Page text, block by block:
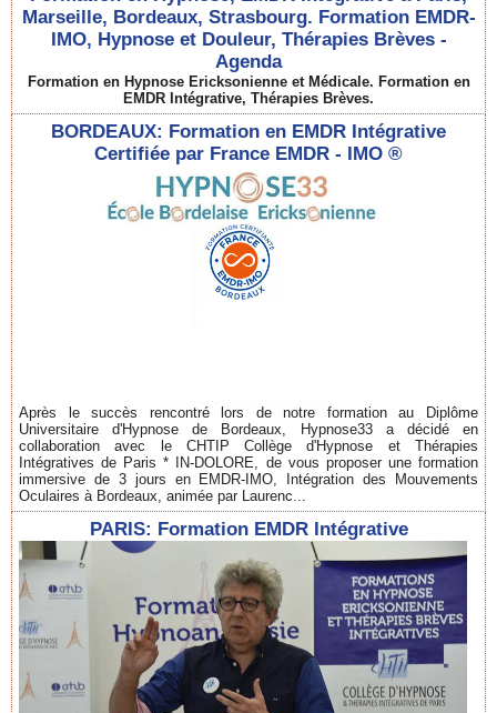
Marseille, Bordeaux, Strasbourg. Formation EMDR-
IMO, Hypnose et Douleur, Thérapies Brèves -
Agenda
Formation en Hypnose Ericksonienne et Médicale. Formation en
EMDR Intégrative, Thérapies Brèves.
BORDEAUX: Formation en EMDR Intégrative
Certifiée par France EMDR - IMO ®
Après le succès rencontré lors de notre formation au Diplôme
Universitaire d'Hypnose de Bordeaux, Hypnose33 a décidé en
collaboration avec le CHTIP Collège d'Hypnose et Thérapies
Intégratives de Paris * IN-DOLORE, de vous proposer une formation
immersive de 3 jours en EMDR-IMO, Intégration des Mouvements
Oculaires à Bordeaux, animée par Laurenc...
PARIS: Formation EMDR Intégrative